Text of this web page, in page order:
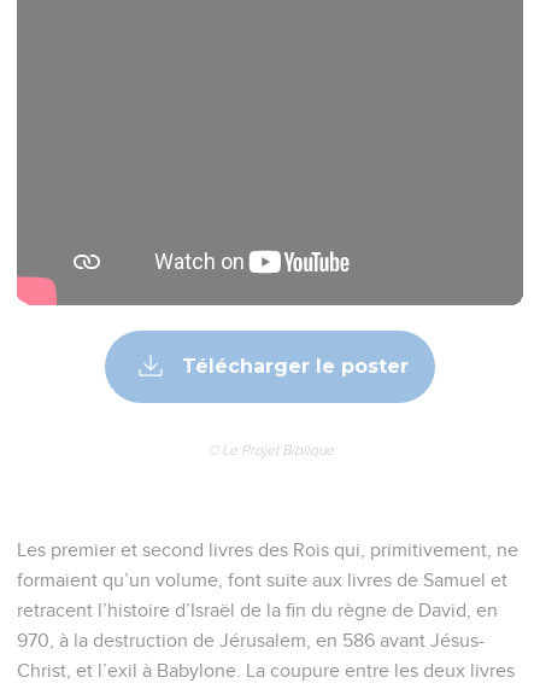
Télécharger le poster
© Le Projet Biblique
Les premier et second livres des Rois qui, primitivement, ne
formaient qu’un volume, font suite aux livres de Samuel et
retracent l’histoire d’Israël de la fin du règne de David, en
970, à la destruction de Jérusalem, en 586 avant Jésus-
Christ, et l’exil à Babylone. La coupure entre les deux livres